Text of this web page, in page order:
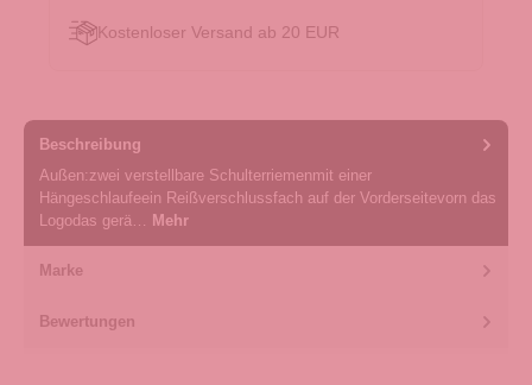
Kostenloser Versand ab 20 EUR
Beschreibung
Außen:zwei verstellbare Schulterriemenmit einer
Hängeschlaufeein Reißverschlussfach auf der Vorderseitevorn das
Logodas gerä…
Mehr
Marke
Bewertungen